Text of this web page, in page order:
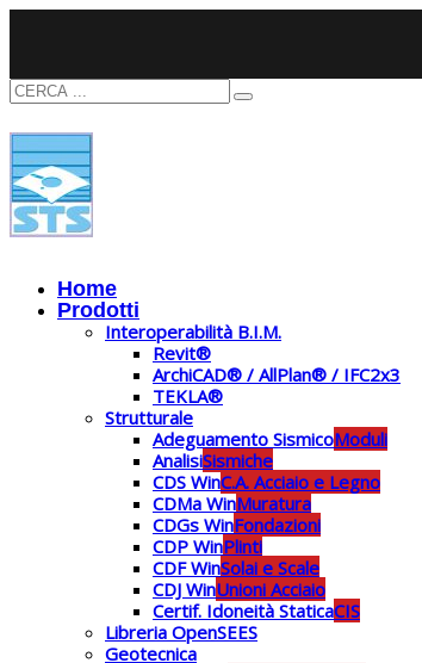
Home
Prodotti
Interoperabilità B.I.M.
Revit®
ArchiCAD® / AllPlan® / IFC2x3
TEKLA®
Strutturale
Adeguamento SismicoModuli
AnalisiSismiche
CDS WinC.A. Acciaio e Legno
CDMa WinMuratura
CDGs WinFondazioni
CDP WinPlinti
CDF WinSolai e Scale
CDJ WinUnioni Acciaio
Certif. Idoneità StaticaCIS
Libreria OpenSEES
Geotecnica